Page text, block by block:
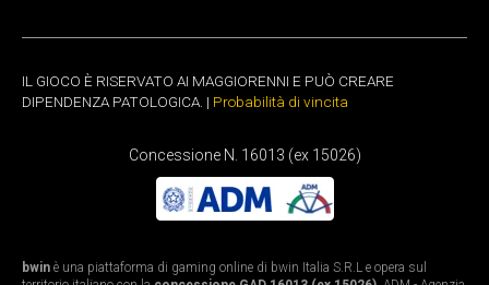
IL GIOCO È RISERVATO AI MAGGIORENNI E PUÒ CREARE
DIPENDENZA PATOLOGICA. | Probabilità di vincita
Concessione N. 16013 (ex 15026)
bwin è una piattaforma di gaming online di bwin Italia S.R.L e opera sul